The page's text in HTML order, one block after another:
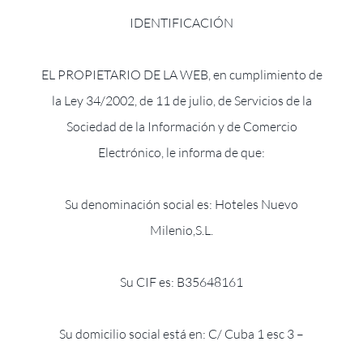
IDENTIFICACIÓN
EL PROPIETARIO DE LA WEB, en cumplimiento de
la Ley 34/2002, de 11 de julio, de Servicios de la
Sociedad de la Información y de Comercio
Electrónico, le informa de que:
Su denominación social es: Hoteles Nuevo
Milenio,S.L.
Su CIF es: B35648161
Su domicilio social está en: C/ Cuba 1 esc 3 –